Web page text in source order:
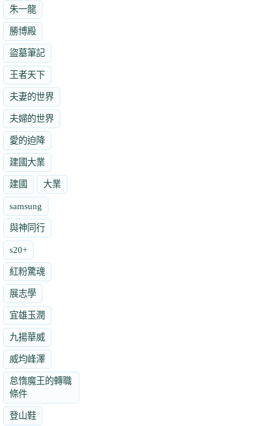
朱一龍
勝博殿
盜墓筆記
王者天下
夫妻的世界
夫婦的世界
愛的迫降
建國大業
建國 大業
samsung
與神同行
s20+
紅粉驚魂
展志學
宜雄玉潤
九揚華威
威均峰澤
怠惰魔王的轉職
條件
登山鞋